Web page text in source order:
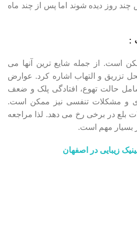
روز دیده شوند اما پس از چند ماه
:
است. از جمله شایع ترین آنها می
تزریق و التهاب اشاره کرد. عوارض
حالت تهوع، افتادگی پلک و ضعف
و مشکلات تنفسی نیز ممکن است.
بلع در برخی رخ می دهد. لذا مراجعه
بسیار مهم است.
زیبایی در اصفهان